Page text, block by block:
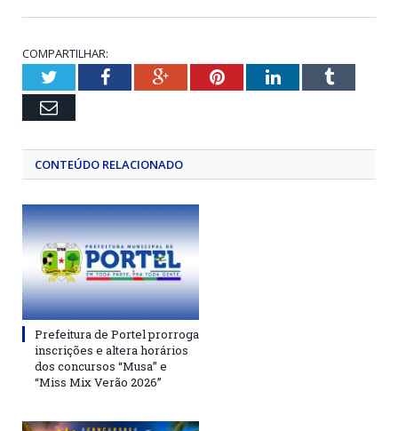
COMPARTILHAR:
TwitterFacebookGoogle+PinterestLinkedInTumblr
Email
CONTEÚDO RELACIONADO
Prefeitura de Portel prorroga
inscrições e altera horários
dos concursos “Musa” e
“Miss Mix Verão 2026”